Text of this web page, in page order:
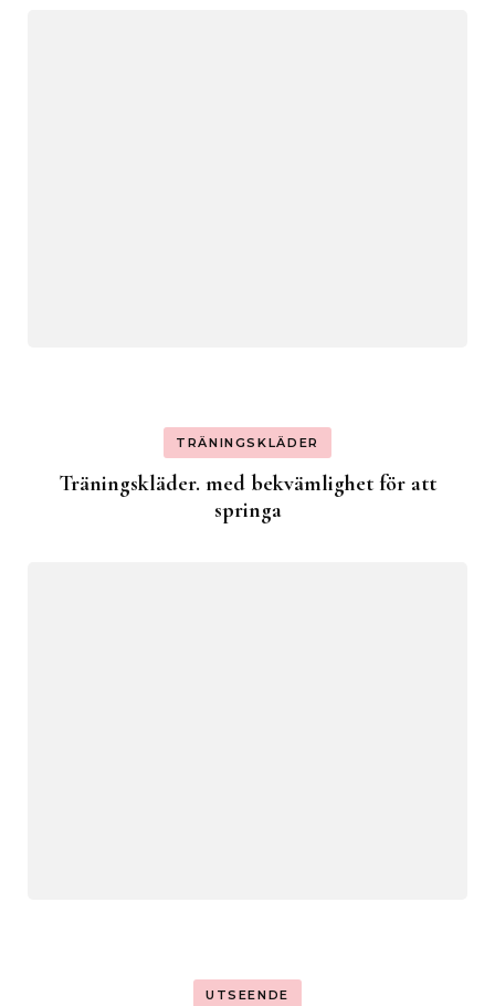
TRÄNINGSKLÄDER
Träningskläder. med bekvämlighet för att
springa
UTSEENDE